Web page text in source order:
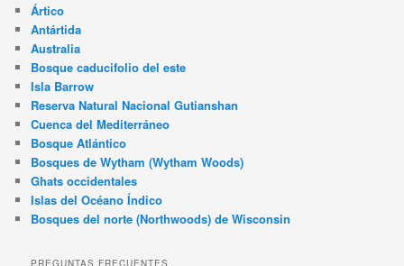
Ártico
Antártida
Australia
Bosque caducifolio del este
Isla Barrow
Reserva Natural Nacional Gutianshan
Cuenca del Mediterráneo
Bosque Atlántico
Bosques de Wytham (Wytham Woods)
Ghats occidentales
Islas del Océano Índico
Bosques del norte (Northwoods) de Wisconsin